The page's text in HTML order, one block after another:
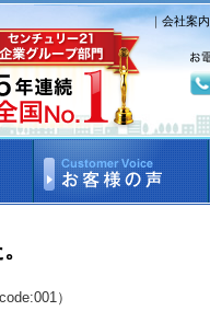
｜会社案内
）